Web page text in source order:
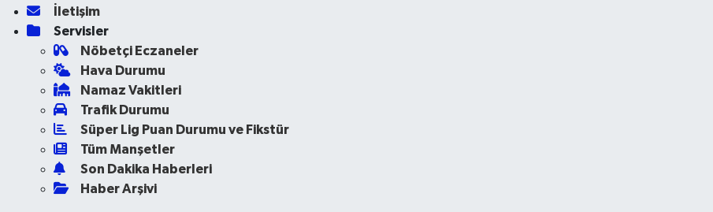
İletişim
Servisler
Nöbetçi Eczaneler
Hava Durumu
Namaz Vakitleri
Trafik Durumu
Süper Lig Puan Durumu ve Fikstür
Tüm Manşetler
Son Dakika Haberleri
Haber Arşivi